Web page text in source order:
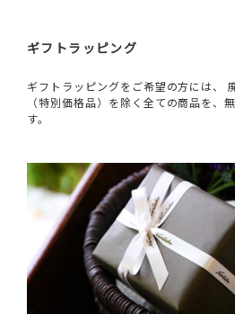
ギフトラッピング
ギフトラッピングをご希望の方には、
（特別価格品）を除く全ての商品を、
す。